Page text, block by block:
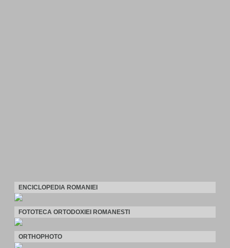
ENCICLOPEDIA ROMANIEI
FOTOTECA ORTODOXIEI ROMANESTI
ORTHOPHOTO